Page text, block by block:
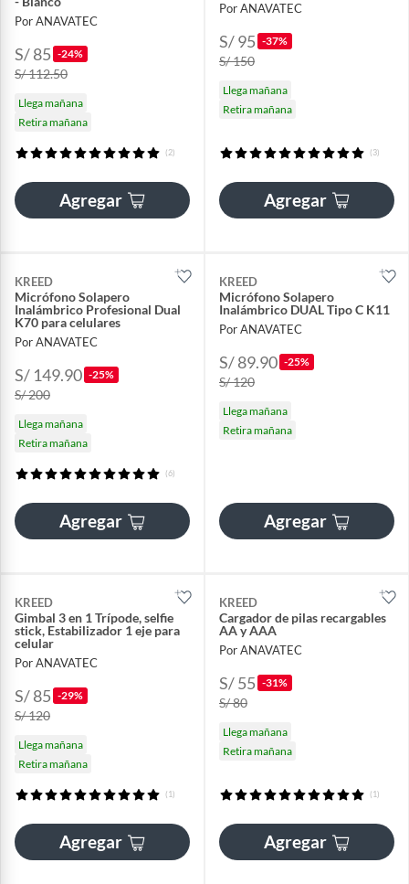
Por ANAVATEC
S/ 85 -24%
S/ 112.50
Llega mañana
Retira mañana
(2)
Agregar
Por ANAVATEC
S/ 95 -37%
S/ 150
Llega mañana
Retira mañana
(3)
Agregar
KREED
Micrófono Solapero
Inalámbrico Profesional Dual
K70 para celulares
Por ANAVATEC
S/ 149.90 -25%
S/ 200
Llega mañana
Retira mañana
(6)
Agregar
KREED
Micrófono Solapero
Inalámbrico DUAL Tipo C K11
Por ANAVATEC
S/ 89.90 -25%
S/ 120
Llega mañana
Retira mañana
Agregar
KREED
Gimbal 3 en 1 Trípode, selfie
stick, Estabilizador 1 eje para
celular
Por ANAVATEC
S/ 85 -29%
S/ 120
Llega mañana
Retira mañana
(1)
Agregar
KREED
Cargador de pilas recargables
AA y AAA
Por ANAVATEC
S/ 55 -31%
S/ 80
Llega mañana
Retira mañana
(1)
Agregar